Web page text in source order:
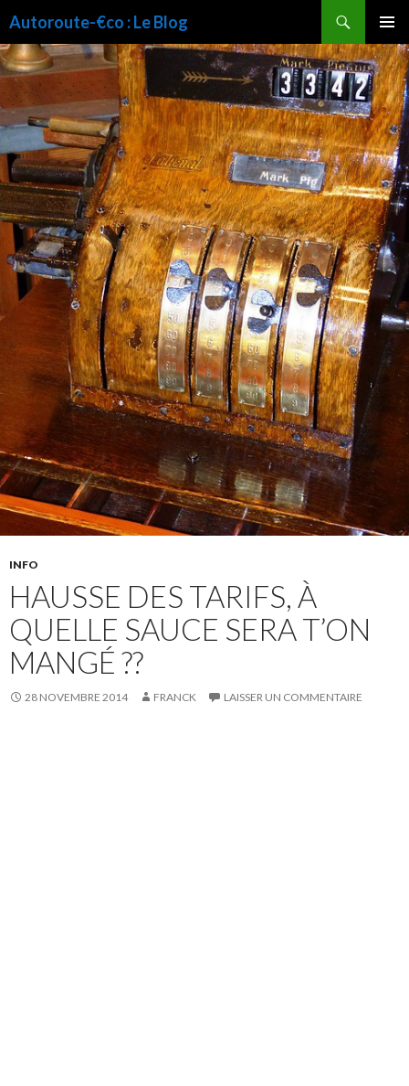
Autoroute-€co : Le Blog
MENU
AU
CONTENU
INFO
HAUSSE DES TARIFS, À
QUELLE SAUCE SERA T’ON
MANGÉ ??
28 NOVEMBRE 2014 FRANCK LAISSER UN COMMENTAIRE